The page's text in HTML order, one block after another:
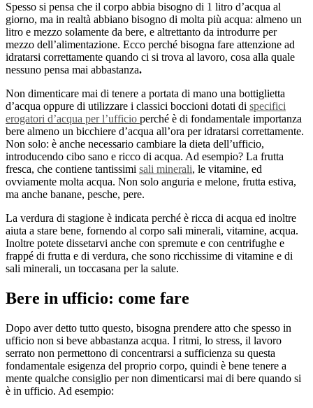
Spesso si pensa che il corpo abbia bisogno di 1 litro d’acqua al
giorno, ma in realtà abbiano bisogno di molta più acqua: almeno un
litro e mezzo solamente da bere, e altrettanto da introdurre per
mezzo dell’alimentazione. Ecco perché bisogna fare attenzione ad
idratarsi correttamente quando ci si trova al lavoro, cosa alla quale
nessuno pensa mai abbastanza.
Non dimenticare mai di tenere a portata di mano una bottiglietta
d’acqua oppure di utilizzare i classici boccioni dotati di specifici
erogatori d’acqua per l’ufficio perché è di fondamentale importanza
bere almeno un bicchiere d’acqua all’ora per idratarsi correttamente.
Non solo: è anche necessario cambiare la dieta dell’ufficio,
introducendo cibo sano e ricco di acqua. Ad esempio? La frutta
fresca, che contiene tantissimi sali minerali, le vitamine, ed
ovviamente molta acqua. Non solo anguria e melone, frutta estiva,
ma anche banane, pesche, pere.
La verdura di stagione è indicata perché è ricca di acqua ed inoltre
aiuta a stare bene, fornendo al corpo sali minerali, vitamine, acqua.
Inoltre potete dissetarvi anche con spremute e con centrifughe e
frappé di frutta e di verdura, che sono ricchissime di vitamine e di
sali minerali, un toccasana per la salute.
Bere in ufficio: come fare
Dopo aver detto tutto questo, bisogna prendere atto che spesso in
ufficio non si beve abbastanza acqua. I ritmi, lo stress, il lavoro
serrato non permettono di concentrarsi a sufficienza su questa
fondamentale esigenza del proprio corpo, quindi è bene tenere a
mente qualche consiglio per non dimenticarsi mai di bere quando si
è in ufficio. Ad esempio: